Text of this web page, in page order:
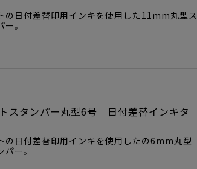
の日付差替印用インキを使用した11mm丸型ス
。
スタンパー丸型6号 日付差替インキタ
の日付差替印用インキを使用したの6mm丸型
パー。